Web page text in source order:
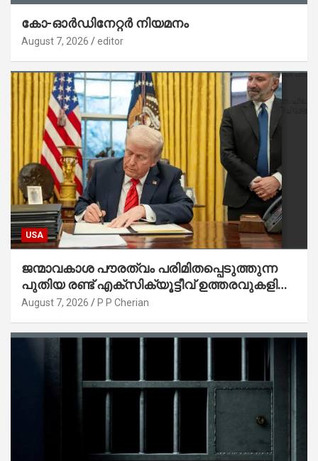
കോ-ഓർഡിനേറ്റർ നിയമനം
August 7, 2026 editor
USA
ജന്മാവകാശ പൗരത്വം പരിമിതപ്പെടുത്തുന്ന
പുതിയ രണ്ട് എക്സിക്യൂട്ടീവ് ഉത്തരവുകളിൽ
ട്രംപ് ഒപ്പുവെച്ചു
August 7, 2026 P P Cherian